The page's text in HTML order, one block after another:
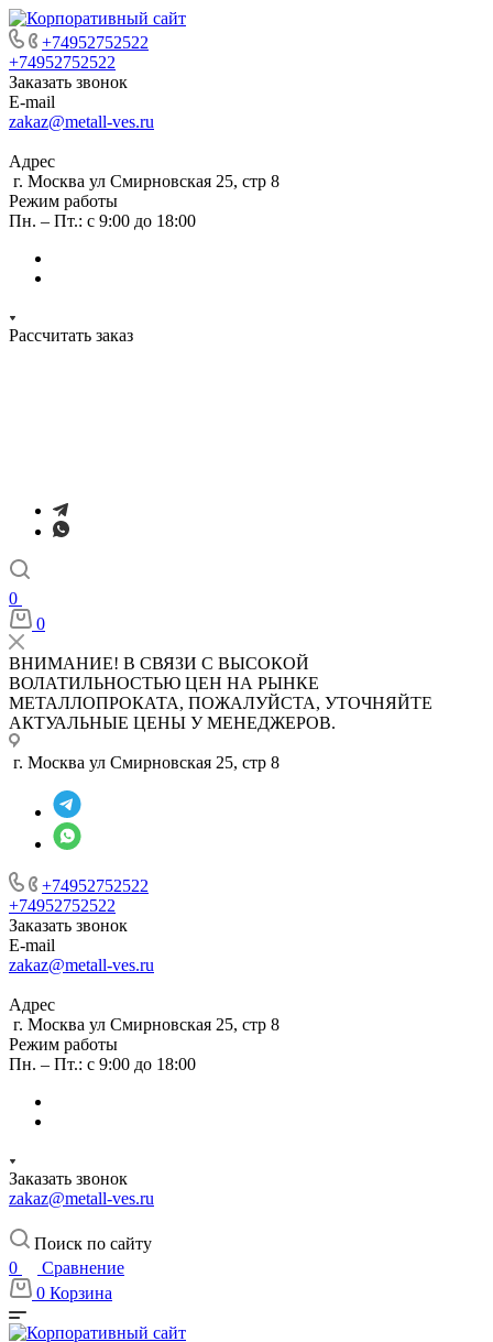
+74952752522
+74952752522
Заказать звонок
E-mail
zakaz@metall-ves.ru
Адрес
г. Москва ул Смирновская 25, стр 8
Режим работы
Пн. – Пт.: с 9:00 до 18:00
Рассчитать заказ
0
0
ВНИМАНИЕ! В СВЯЗИ С ВЫСОКОЙ
ВОЛАТИЛЬНОСТЬЮ ЦЕН НА РЫНКЕ
МЕТАЛЛОПРОКАТА, ПОЖАЛУЙСТА, УТОЧНЯЙТЕ
АКТУАЛЬНЫЕ ЦЕНЫ У МЕНЕДЖЕРОВ.
г. Москва ул Смирновская 25, стр 8
+74952752522
+74952752522
Заказать звонок
E-mail
zakaz@metall-ves.ru
Адрес
г. Москва ул Смирновская 25, стр 8
Режим работы
Пн. – Пт.: с 9:00 до 18:00
Заказать звонок
zakaz@metall-ves.ru
Поиск по сайту
0
Сравнение
0 Корзина